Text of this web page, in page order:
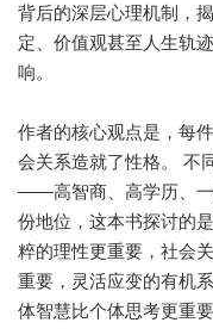
背后的深层心理机制，
定、价值观甚至人生轨
响。
作者的核心观点是，每
会关系造就了性格。 不
——高智商、高学历、一
份地位，这本书探讨的
粹的理性更重要，社会
重要，灵活应变的有机
体智慧比个体思考更重要